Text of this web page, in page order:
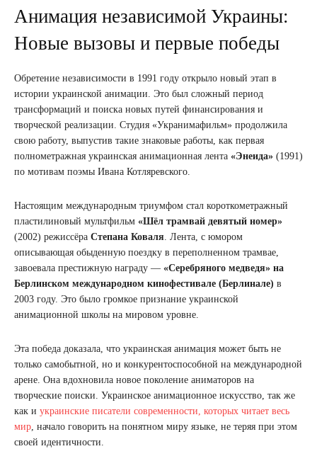
Анимация независимой Украины:
Новые вызовы и первые победы
Обретение независимости в 1991 году открыло новый этап в
истории украинской анимации. Это был сложный период
трансформаций и поиска новых путей финансирования и
творческой реализации. Студия «Укранимафильм» продолжила
свою работу, выпустив такие знаковые работы, как первая
полнометражная украинская анимационная лента «Энеида» (1991)
по мотивам поэмы Ивана Котляревского.
Настоящим международным триумфом стал короткометражный
пластилиновый мультфильм «Шёл трамвай девятый номер»
(2002) режиссёра Степана Коваля. Лента, с юмором
описывающая обыденную поездку в переполненном трамвае,
завоевала престижную награду — «Серебряного медведя» на
Берлинском международном кинофестивале (Берлинале) в
2003 году. Это было громкое признание украинской
анимационной школы на мировом уровне.
Эта победа доказала, что украинская анимация может быть не
только самобытной, но и конкурентоспособной на международной
арене. Она вдохновила новое поколение аниматоров на
творческие поиски. Украинское анимационное искусство, так же
как и украинские писатели современности, которых читает весь
мир, начало говорить на понятном миру языке, не теряя при этом
своей идентичности.